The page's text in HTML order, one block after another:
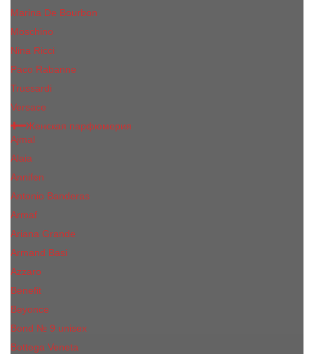
Marina De Bourbon
Moschino
Nina Ricci
Paco Rabanne
Trussardi
Versace
Женская парфюмерия
Ajmal
Alaia
Annifen
Antonio Banderas
Armaf
Ariana Grande
Armand Basi
Azzaro
Benefit
Beyonce
Bond № 9 unisex
Bottega Veneta